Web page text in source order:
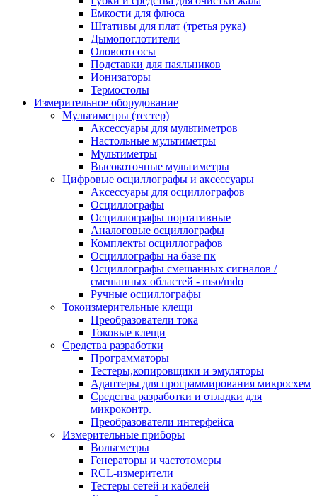
Емкости для флюса
Штативы для плат (третья рука)
Дымопоглотители
Оловоотсосы
Подставки для паяльников
Ионизаторы
Термостолы
Измерительное оборудование
Мультиметры (тестер)
Аксессуары для мультиметров
Настольные мультиметры
Мультиметры
Высокоточные мультиметры
Цифровые осциллографы и аксессуары
Аксессуары для осциллографов
Осциллографы
Осциллографы портативные
Аналоговые осциллографы
Комплекты осциллографов
Осциллографы на базе пк
Осциллографы смешанных сигналов /
смешанных областей - mso/mdo
Ручные осциллографы
Токоизмерительные клещи
Преобразователи тока
Токовые клещи
Средства разработки
Программаторы
Тестеры,копировщики и эмуляторы
Адаптеры для программирования микросхем
Cредства разработки и отладки для
микроконтр.
Преобразователи интерфейса
Измерительные приборы
Вольтметры
Генераторы и частотомеры
RCL-измерители
Тестеры сетей и кабелей